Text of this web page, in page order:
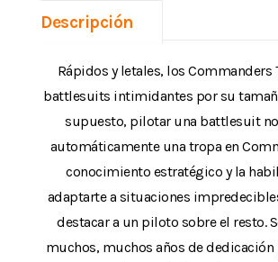
Descripción
Rápidos y letales, los Commanders
battlesuits intimidantes por su
supuesto, pilotar una battlesuit
automáticamente una tropa en
conocimiento estratégico y la
adaptarte a situaciones
destacar a un piloto sobre el resto.
muchos, muchos años de dedicación